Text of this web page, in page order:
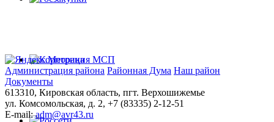
Администрация района Районная Дума Наш район
Документы
613310, Кировская область, пгт. Верхошижемье
ул. Комсомольская, д. 2, +7 (83335) 2-12-51
E-mail:adm@avr43.ru